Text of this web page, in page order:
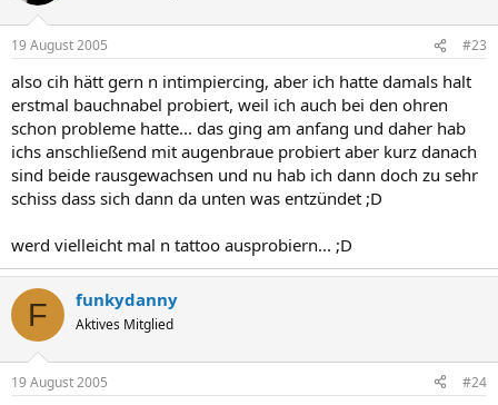
19 August 2005 #23
also cih hätt gern n intimpiercing, aber ich hatte damals halt
erstmal bauchnabel probiert, weil ich auch bei den ohren
schon probleme hatte... das ging am anfang und daher hab
ichs anschließend mit augenbraue probiert aber kurz danach
sind beide rausgewachsen und nu hab ich dann doch zu sehr
schiss dass sich dann da unten was entzündet ;D
werd vielleicht mal n tattoo ausprobiern... ;D
F funkydanny
Aktives Mitglied
19 August 2005 #24